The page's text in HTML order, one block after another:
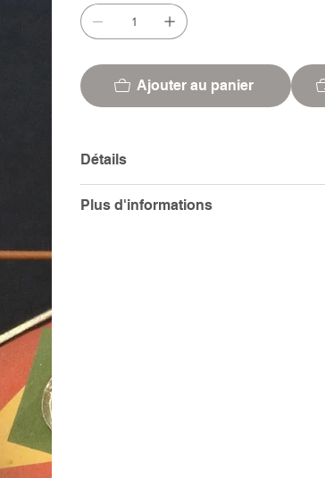
Ajouter au panier
Détails
Plus d'informations